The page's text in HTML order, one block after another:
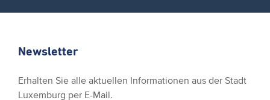
Newsletter
Erhalten Sie alle aktuellen Informationen aus der Stadt
Luxemburg per E-Mail.